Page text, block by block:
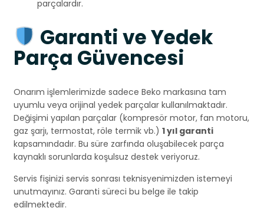
parçalardır.
Garanti ve Yedek
Parça Güvencesi
Onarım işlemlerimizde sadece Beko markasına tam
uyumlu veya orijinal yedek parçalar kullanılmaktadır.
Değişimi yapılan parçalar (kompresör motor, fan motoru,
gaz şarjı, termostat, röle termik vb.) 1 yıl garanti
kapsamındadır. Bu süre zarfında oluşabilecek parça
kaynaklı sorunlarda koşulsuz destek veriyoruz.
Servis fişinizi servis sonrası teknisyenimizden istemeyi
unutmayınız. Garanti süreci bu belge ile takip
edilmektedir.